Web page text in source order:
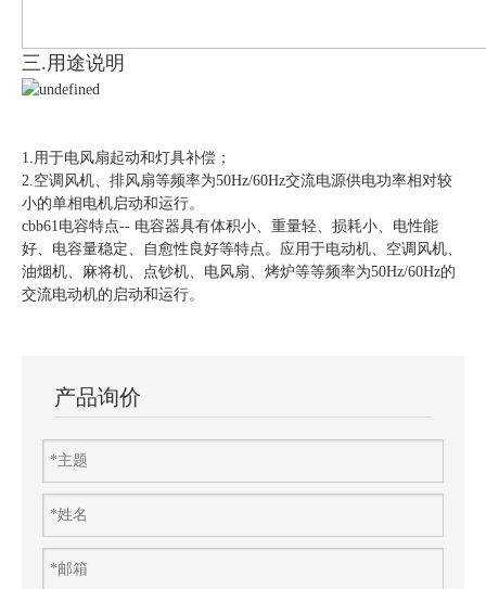
三.用途说明
1.用于电风扇起动和灯具补偿；
2.空调风机、排风扇等频率为50Hz/60Hz交流电源供电功率相对较
小的单相电机启动和运行。
cbb61电容特点-- 电容器具有体积小、重量轻、损耗小、电性能
好、电容量稳定、自愈性良好等特点。应用于电动机、空调风机、
油烟机、麻将机、点钞机、电风扇、烤炉等等频率为50Hz/60Hz的
交流电动机的启动和运行。
产品询价